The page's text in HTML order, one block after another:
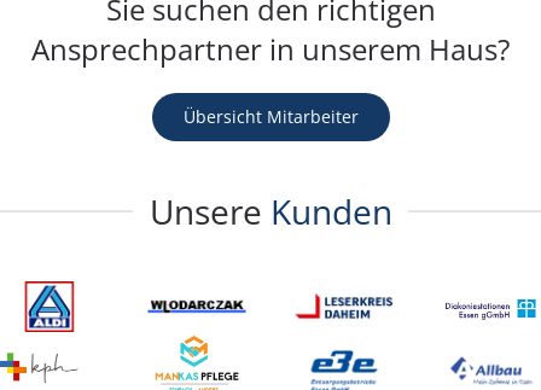
Sie suchen den richtigen
Ansprechpartner in unserem Haus?
Übersicht Mitarbeiter
Unsere Kunden